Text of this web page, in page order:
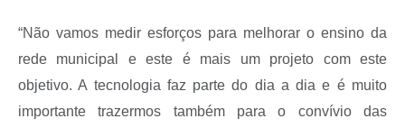
“Não vamos medir esforços para melhorar o ensino da
rede municipal e este é mais um projeto com este
objetivo. A tecnologia faz parte do dia a dia e é muito
importante trazermos também para o convívio das